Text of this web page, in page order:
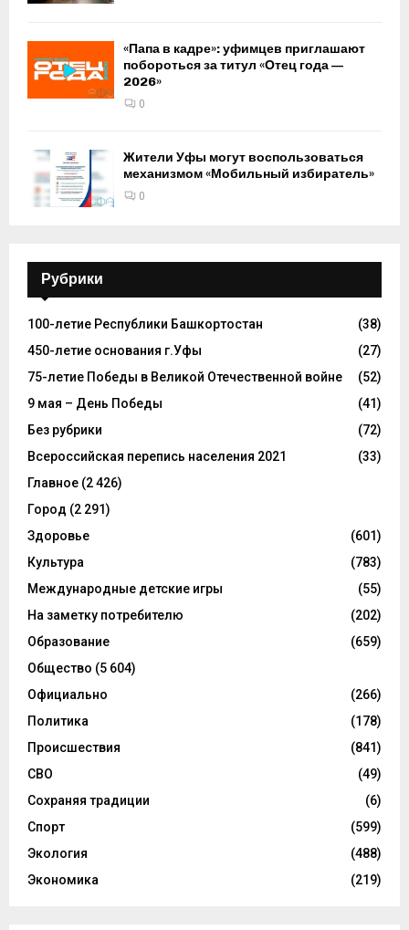
«Папа в кадре»: уфимцев приглашают
побороться за титул «Отец года —
2026»
0
Жители Уфы могут воспользоваться
механизмом «Мобильный избиратель»
0
Рубрики
100-летие Республики Башкортостан
(38)
450-летие основания г.Уфы
(27)
75-летие Победы в Великой Отечественной войне
(52)
9 мая – День Победы
(41)
Без рубрики
(72)
Всероссийская перепись населения 2021
(33)
Главное (2 426)
Город (2 291)
Здоровье
(601)
Культура
(783)
Международные детские игры
(55)
На заметку потребителю
(202)
Образование
(659)
Общество (5 604)
Официально
(266)
Политика
(178)
Происшествия
(841)
СВО
(49)
Сохраняя традиции
(6)
Спорт
(599)
Экология
(488)
Экономика
(219)